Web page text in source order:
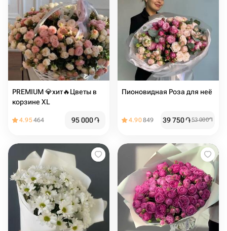
PREMIUM 💎хит🔥Цветы в
корзине XL
4.95464 95 000֏
Пионовидная Роза для неё
4.90849 39 750֏53 000֏